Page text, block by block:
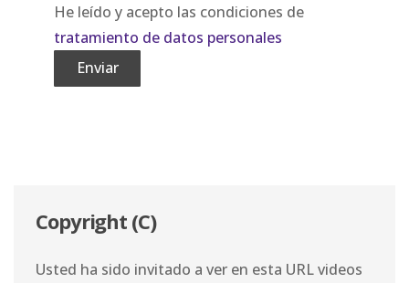
He leído y acepto las condiciones de
tratamiento de datos personales
Copyright (C)
Usted ha sido invitado a ver en esta URL videos